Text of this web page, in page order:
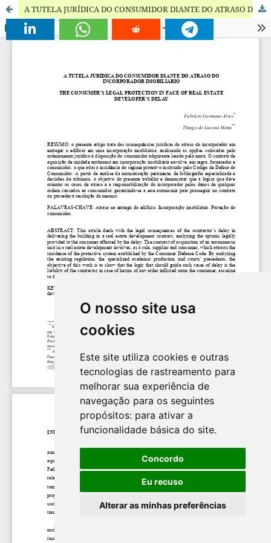
O nosso site usa
cookies
Este site utiliza cookies e outras
tecnologias de rastreamento para
melhorar sua experiência de
navegação para os seguintes
propósitos: para ativar a
funcionalidade básica do site.
Concordo
Eu recuso
Alterar as minhas preferências
A TUTELA JURÍDICA DO CONSUMIDOR DIANTE DO ATRASO DO INCORPORADOR IMOBILIÁRIO